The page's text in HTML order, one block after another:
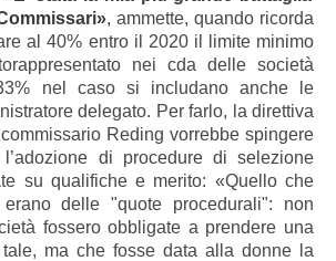
, ammette, quando ricorda
al 40% entro il 2020 il limite minimo
nei cda delle società
nel caso si includano anche le
delegato. Per farlo, la direttiva
Reding vorrebbe spingere
di procedure di selezione
su qualifiche e merito: «Quello che
delle "quote procedurali": non
fossero obbligate a prendere una
ma che fosse data alla donne la